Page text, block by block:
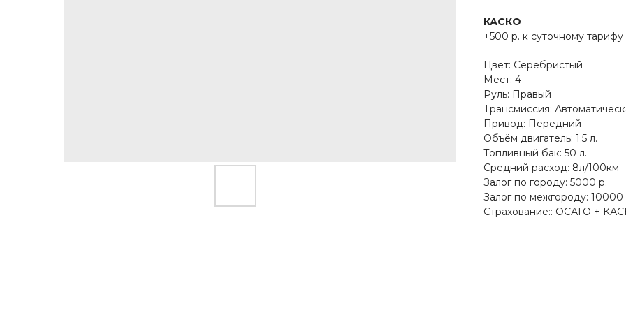
КАСКО
+500 р. к суточному тарифу
Цвет: Серебристый
Мест: 4
Руль: Правый
Трансмиссия:
Привод: Передний
Объём двигатель: 1.5 л.
Топливный бак: 50 л.
Средний расход: 8л/100км
Залог по городу: 5000 р.
Залог по межгороду: 10000
Страхование:: ОСАГО +